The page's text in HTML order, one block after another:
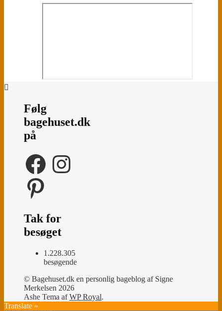
Følg
bagehuset.dk
på
FacebookInstagram
Pinterest
Tak for
besøget
1.228.305
besøgende
© Bagehuset.dk en personlig bageblog af Signe
Merkelsen 2026
Ashe Tema afWP Royal.
Translate »